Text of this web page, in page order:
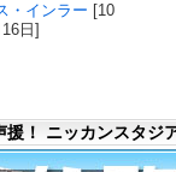
・インラー [10
日]
援！ ニッカンスタジ